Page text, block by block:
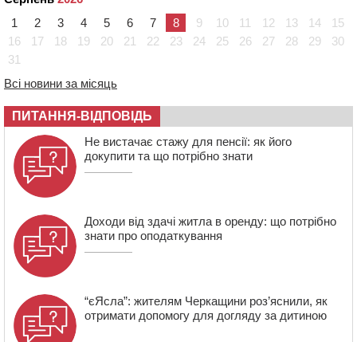
15:05
На Звенигородщині, попри заборону міськради,
проведуть “Ше.Fest”
14:31
зерна нового врожаю
13:40 На Кам’янщині сталася масштабна пожежа
сміттєзвалища
1
2 3 4 5 6 7 8 9 10 11 12 13 14
15
16
17 18 19 20 21 22 23 24 25 26 27 28 29
30
31
Всі новини за місяць
ПИТАННЯ-ВІДПОВІДЬ
Не вистачає стажу для пенсії: як його
докупити та що потрібно знати
Доходи від здачі житла в оренду: що потрібно
знати про оподаткування
“єЯсла”: жителям Черкащини роз’яснили, як
отримати допомогу для догляду за дитиною